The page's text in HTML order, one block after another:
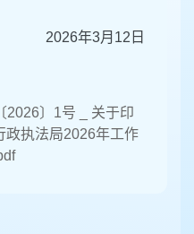
2026年3月12日
2026〕1号 _ 关于印
政执法局2026年工作